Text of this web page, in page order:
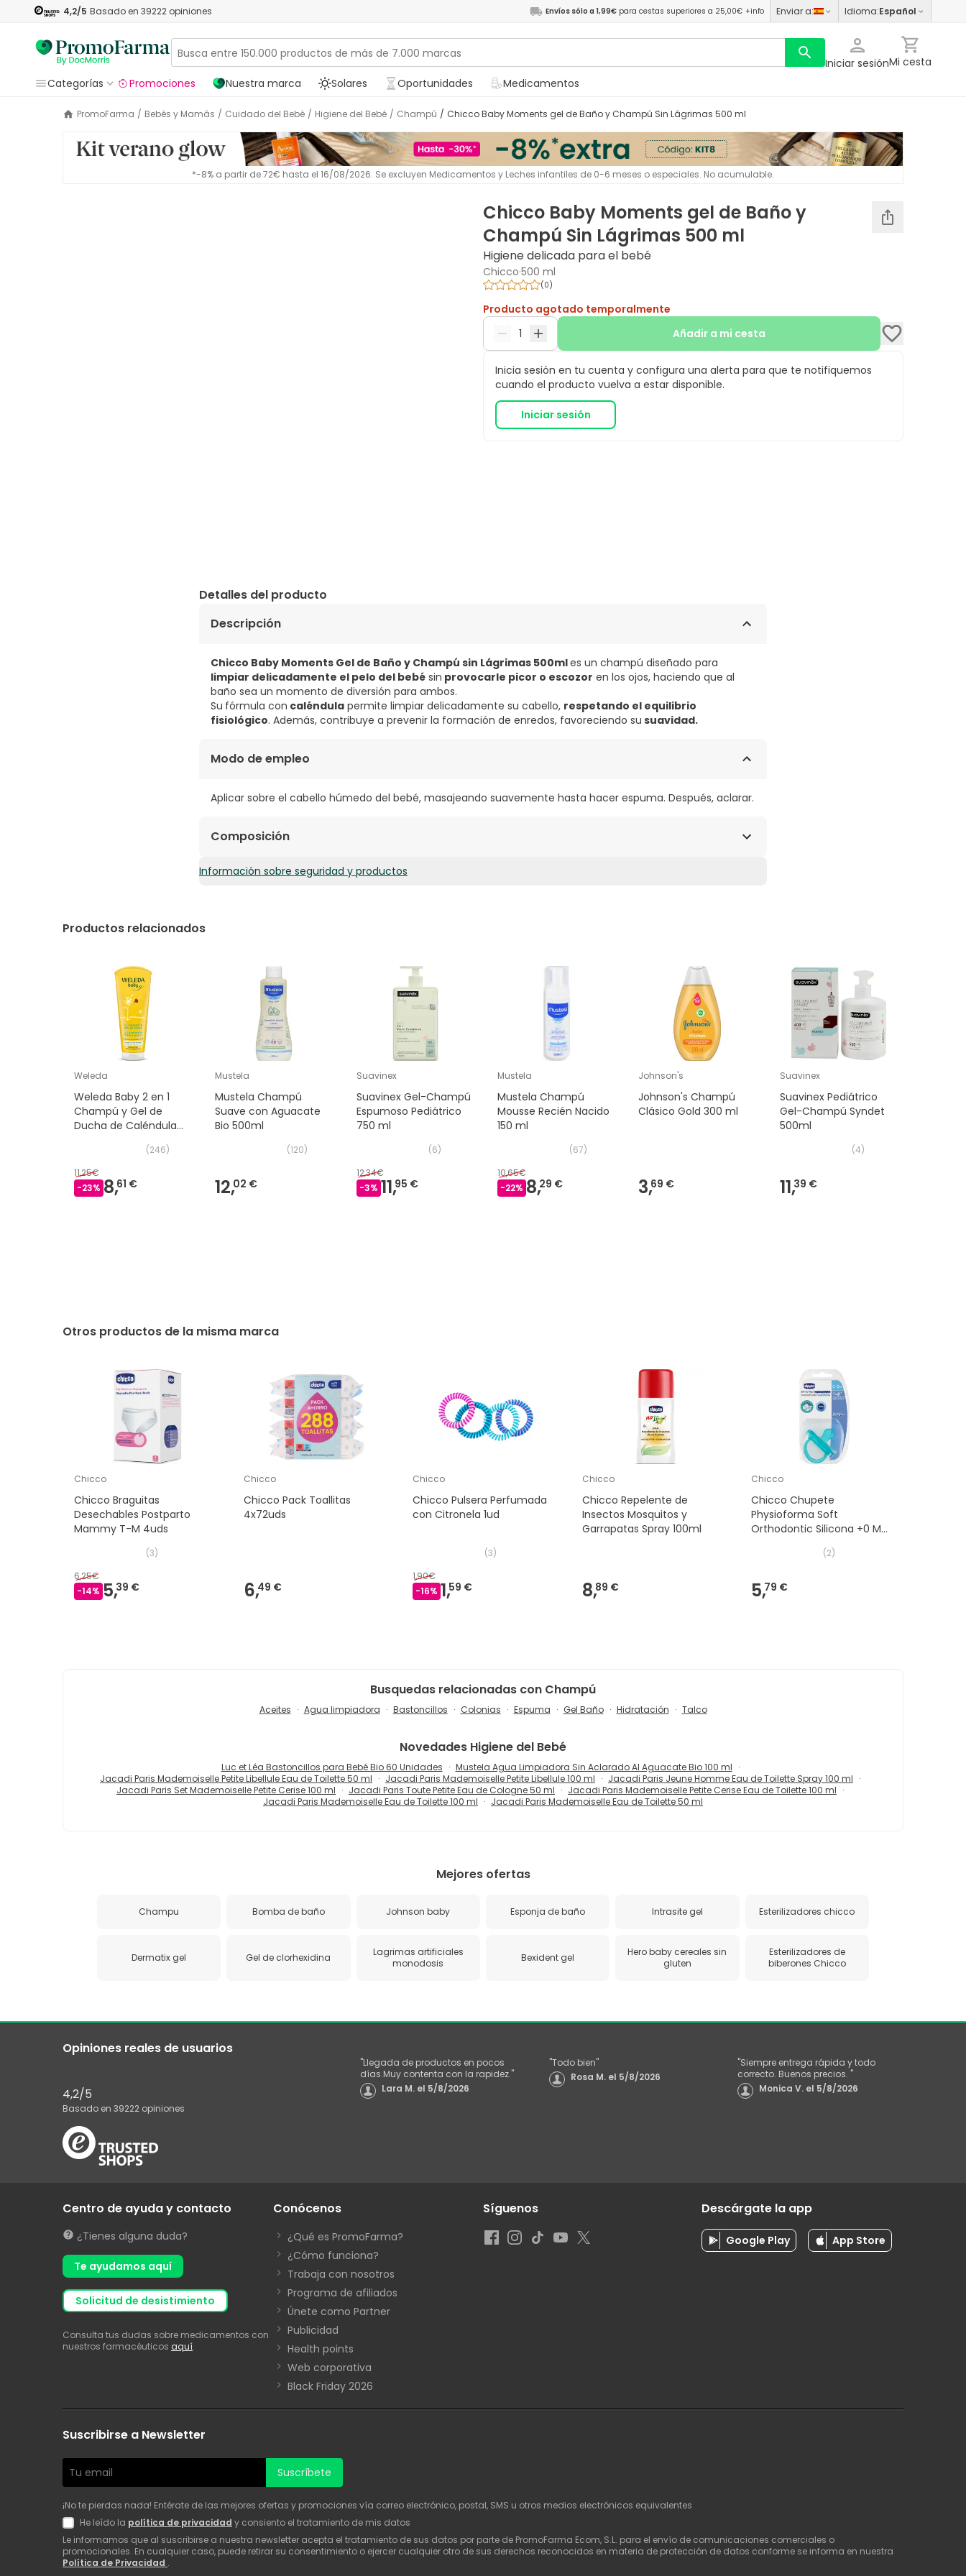
4,2/5 Basado en 39222 opiniones Envíos sólo a 1,99€ para cestas superiores a 25,00€ +info Enviar a: Idioma:Español
Iniciar sesiónMi cesta
Categorías
Promociones Nuestra marca Solares Oportunidades Medicamentos
PromoFarma / Bebés y Mamás / Cuidado del Bebé / Higiene del Bebé / Champú / Chicco Baby Moments gel de Baño y Champú Sin Lágrimas 500 ml
*-8% a partir de 72€ hasta el 16/08/2026. Se excluyen Medicamentos y Leches infantiles de 0-6 meses o especiales. No acumulable.
Chicco Baby Moments gel de Baño y
Champú Sin Lágrimas 500 ml
Higiene delicada para el bebé
Chicco·500 ml
(0)
Producto agotado temporalmente
Añadir a mi cesta
Inicia sesión en tu cuenta y configura una alerta para que te notifiquemos
cuando el producto vuelva a estar disponible.
Iniciar sesión
Detalles del producto
Descripción
Chicco Baby Moments Gel de Baño y Champú sin Lágrimas 500mles un champú diseñado para
limpiar delicadamente el pelo del bebé sin provocarle picor o escozor en los ojos, haciendo que al
baño sea un momento de diversión para ambos.
Su fórmula con caléndula permite limpiar delicadamente su cabello, respetando el equilibrio
fisiológico. Además, contribuye a prevenir la formación de enredos, favoreciendo su suavidad.
Modo de empleo
Aplicar sobre el cabello húmedo del bebé, masajeando suavemente hasta hacer espuma. Después, aclarar.
Composición
AQUA. COCAMIDOPROPYL BETAINE. DISODIUM LAURETH SULFOSUCCINATE. GLYCERIN. PEG-7 GLYCERYL
Información sobre seguridad y productos
Productos relacionados
Weleda
Weleda Baby 2 en 1
Champú y Gel de
Ducha de Caléndula
(246)
11,25€
-23% 8,61 €
Mustela
Mustela Champú
Suave con Aguacate
Bio 500ml
(120)
12,02 €
Suavinex
Suavinex Gel-Champú
Espumoso Pediátrico
750 ml
(6)
12,34€
-3% 11,95 €
Mustela
Mustela Champú
Mousse Recién Nacido
150 ml
(67)
10,65€
-22% 8,29 €
Johnson's
Johnson's Champú
Clásico Gold 300 ml
3,69 €
Suavinex
Suavinex Pediátrico
Gel-Champú Syndet
500ml
(4)
11,39 €
Otros productos de la misma marca
Chicco
Chicco Braguitas
Desechables Postparto
Mammy T-M 4uds
(3)
6,25€
-14% 5,39 €
Chicco
Chicco Pack Toallitas
4x72uds
6,49 €
Chicco
Chicco Pulsera Perfumada
con Citronela 1ud
(3)
1,90€
-16% 1,59 €
Chicco
Chicco Repelente de
Insectos Mosquitos y
Garrapatas Spray 100ml
8,89 €
Chicco
Chicco Chupete
Physioforma Soft
Orthodontic Silicona +0 M
(2)
5,79 €
Busquedas relacionadas con Champú
Aceites Agua limpiadora Bastoncillos Colonias Espuma Gel Baño Hidratación Talco
Novedades Higiene del Bebé
Luc et Léa Bastoncillos para Bebé Bio 60 Unidades
Mustela Agua Limpiadora Sin Aclarado Al Aguacate Bio 100 ml
Jacadi Paris Mademoiselle Petite Libellule Eau de Toilette 50 ml
Jacadi Paris Mademoiselle Petite Libellule 100 ml
Jacadi Paris Jeune Homme Eau de Toilette Spray 100 ml
Jacadi Paris Set Mademoiselle Petite Cerise 100 ml
Jacadi Paris Toute Petite Eau de Cologne 50 ml
Jacadi Paris Mademoiselle Petite Cerise Eau de Toilette 100 ml
Jacadi Paris Mademoiselle Eau de Toilette 100 ml
Jacadi Paris Mademoiselle Eau de Toilette 50 ml
Mejores ofertas
Champu Bomba de baño Johnson baby Esponja de baño Intrasite gel Esterilizadores chicco
Dermatix gel Gel de clorhexidina
Lagrimas artificiales
monodosis
Bexident gel
Hero baby cereales sin
gluten
Esterilizadores de
biberones Chicco
Opiniones reales de usuarios
4,2/5
Basado en 39222 opiniones
"Llegada de productos en pocos
días.Muy contenta con la rapidez."
Lara M. el 5/8/2026
"Todo bien"
Rosa M. el 5/8/2026
"Siempre entrega rápida y todo
correcto. Buenos precios. "
Monica V. el 5/8/2026
Centro de ayuda y contacto
¿Tienes alguna duda?
Te ayudamos aquí
solicitud de desistimiento
Consulta tus dudas sobre medicamentos con
nuestros farmacéuticos aquí.
Conócenos
¿Qué es PromoFarma?
¿Cómo funciona?
Trabaja con nosotros
Programa de afiliados
Únete como Partner
Publicidad
Health points
Web corporativa
Black Friday 2026
Síguenos Descárgate la app
Google Play App Store
Suscribirse a Newsletter
Suscríbete
¡No te pierdas nada! Entérate de las mejores ofertas y promociones vía correo electrónico, postal, SMS u otros medios electrónicos equivalentes
He leído la política de privacidad y consiento el tratamiento de mis datos
Le informamos que al suscribirse a nuestra newsletter acepta el tratamiento de sus datos por parte de PromoFarma Ecom, S.L. para el envío de comunicaciones comerciales o
promocionales. En cualquier caso, puede retirar su consentimiento o ejercer cualquier otro de sus derechos reconocidos en materia de protección de datos conforme se informa en nuestra
Política de Privacidad .